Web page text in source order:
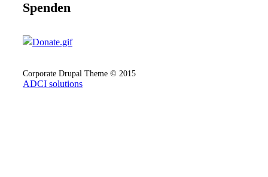
Spenden
Corporate Drupal Theme © 2015
ADCI solutions